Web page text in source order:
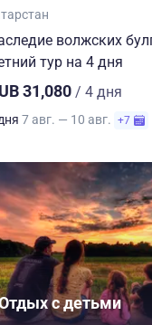
волжских
тур на 4 дня
31,080 / 4 дня
7 авг. — 10 авг. +7
с детьми